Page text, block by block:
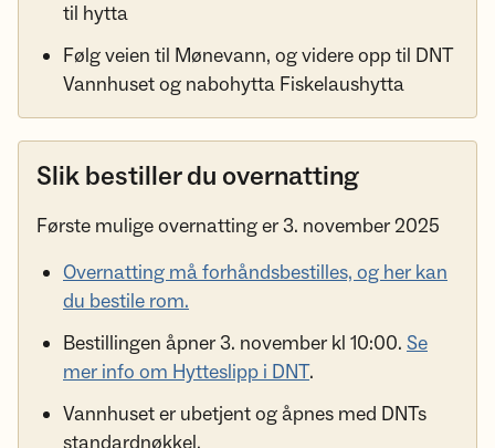
til hytta
Følg veien til Mønevann, og videre opp til DNT
Vannhuset og nabohytta Fiskelaushytta
Slik bestiller du overnatting
Første mulige overnatting er 3. november 2025
Overnatting må forhåndsbestilles, og her kan
du bestile rom.
Bestillingen åpner 3. november kl 10:00. Se
mer info om Hytteslipp i DNT.
Vannhuset er ubetjent og åpnes med DNTs